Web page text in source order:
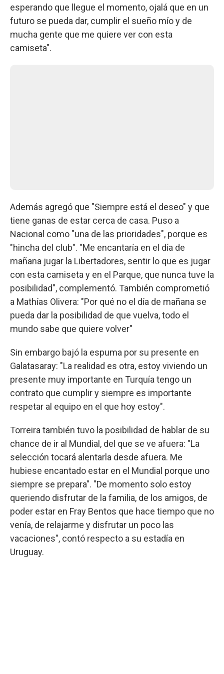
esperando que llegue el momento, ojalá que en un
futuro se pueda dar, cumplir el sueño mío y de
mucha gente que me quiere ver con esta
camiseta".
Además agregó que "Siempre está el deseo" y que
tiene ganas de estar cerca de casa. Puso a
Nacional como "una de las prioridades", porque es
"hincha del club". "Me encantaría en el día de
mañana jugar la Libertadores, sentir lo que es jugar
con esta camiseta y en el Parque, que nunca tuve la
posibilidad", complementó. También comprometió
a Mathías Olivera: "Por qué no el día de mañana se
pueda dar la posibilidad de que vuelva, todo el
mundo sabe que quiere volver"
Sin embargo bajó la espuma por su presente en
Galatasaray: "La realidad es otra, estoy viviendo un
presente muy importante en Turquía tengo un
contrato que cumplir y siempre es importante
respetar al equipo en el que hoy estoy".
Torreira también tuvo la posibilidad de hablar de su
chance de ir al Mundial, del que se ve afuera: "La
selección tocará alentarla desde afuera. Me
hubiese encantado estar en el Mundial porque uno
siempre se prepara". "De momento solo estoy
queriendo disfrutar de la familia, de los amigos, de
poder estar en Fray Bentos que hace tiempo que no
venía, de relajarme y disfrutar un poco las
vacaciones", contó respecto a su estadía en
Uruguay.